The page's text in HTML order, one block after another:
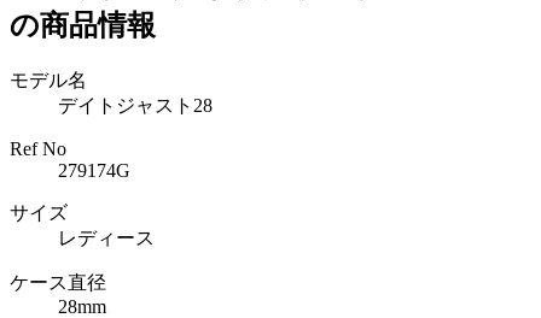
の商品情報
モデル名
デイトジャスト28
Ref No
279174G
サイズ
レディース
ケース直径
28mm